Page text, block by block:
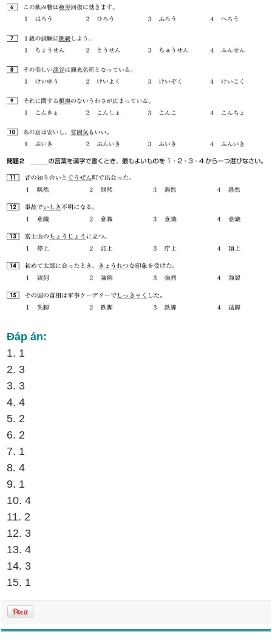
Đáp án:
1. 1
2. 3
3. 3
4. 4
5. 2
6. 2
7. 1
8. 4
9. 1
10. 4
11. 2
12. 3
13. 4
14. 3
15. 1